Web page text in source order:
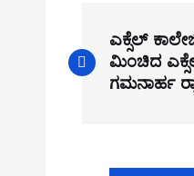
o
s
ಎಕ್ಸೆಲ್
ಮಿಂಚಿದ
ಗಮನಾರ್ಹ